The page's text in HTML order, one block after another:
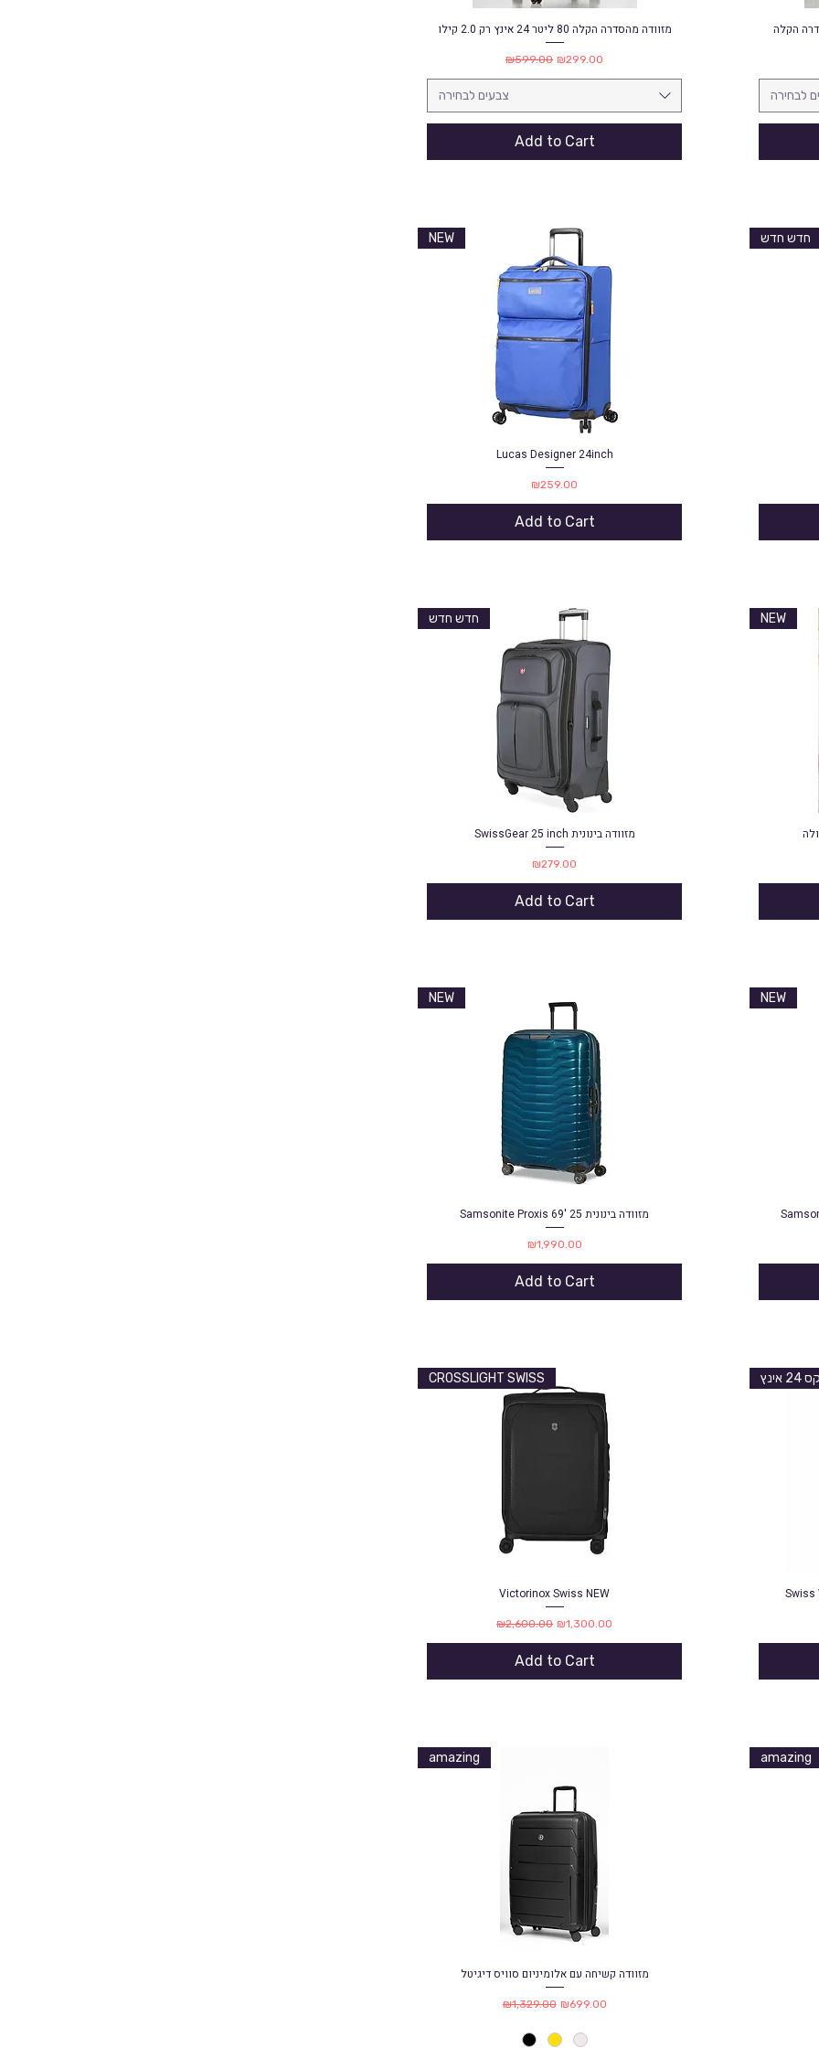
Quick Viewמזוודה מהסדרה הקלה 80 ליטר 24 אינץ רק 2.0 קילו
Regular Price
₪599.00 Sale Price
₪299.00
צבעים לבחירה
Add to Cart
לבחירה
Quick View
NEW
Lucas Designer 24inch
Price
₪259.00
Add to Cart
חדש חדש
Quick View
חדש חדש
SwissGear 25 inch מזוודה בינונית
Price
₪279.00
Add to Cart
NEW
Quick View
NEW
Samsonite Proxis 69' מזוודה בינונית 25
Price
₪1,990.00
Add to Cart
NEW
Quick View
CROSSLIGHT SWISS
Victorinox Swiss NEW
Regular Price
₪2,600.00 Sale Price
₪1,300.00
Add to Cart
Swiss
Quick View
amazing
מזוודה קשיחה עם אלומיניום סוויס דיגיטל
Regular Price
₪1,329.00 Sale Price
₪699.00
amazing